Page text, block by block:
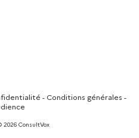
2026 ConsultVox
- Conditions générales -